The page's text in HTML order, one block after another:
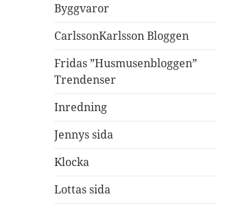
Byggvaror
CarlssonKarlsson Bloggen
Fridas ”Husmusenbloggen”
Trendenser
Inredning
Jennys sida
Klocka
Lottas sida